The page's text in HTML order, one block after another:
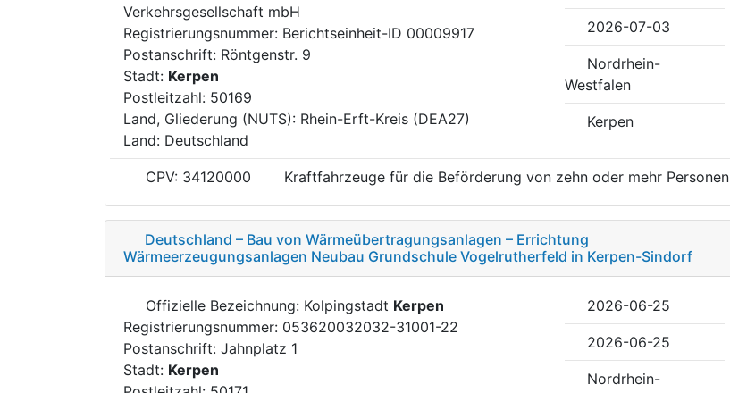
Verkehrsgesellschaft mbH
Registrierungsnummer: Berichtseinheit-ID 00009917
Postanschrift: Röntgenstr. 9
Stadt: Kerpen
Postleitzahl: 50169
Land, Gliederung (NUTS): Rhein-Erft-Kreis (DEA27)
Land: Deutschland
2026-07-03
Nordrhein-
Westfalen
Kerpen
CPV: 34120000 Kraftfahrzeuge für die Beförderung von zehn oder mehr Personen
Deutschland – Bau von Wärmeübertragungsanlagen – Errichtung
Wärmeerzeugungsanlagen Neubau Grundschule Vogelrutherfeld in Kerpen-Sindorf
Offizielle Bezeichnung: Kolpingstadt Kerpen
Registrierungsnummer: 053620032032-31001-22
Postanschrift: Jahnplatz 1
Stadt: Kerpen
2026-06-25
2026-06-25
Nordrhein-